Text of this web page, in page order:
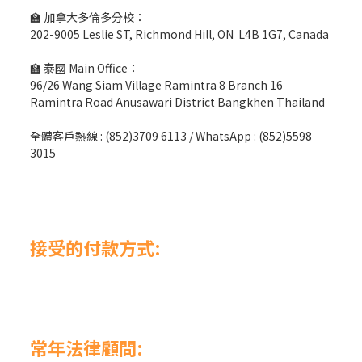
🏫 加拿大多倫多分校：
202-9005 Leslie ST, Richmond Hill, ON L4B 1G7, Canada
🏫 泰國 Main Office：
96/26 Wang Siam Village Ramintra 8 Branch 16
Ramintra Road Anusawari District Bangkhen Thailand
全體客戶熱線 : (852)3709 6113 / WhatsApp : (852)5598
3015
接受的付款方式:
常年法律顧問: